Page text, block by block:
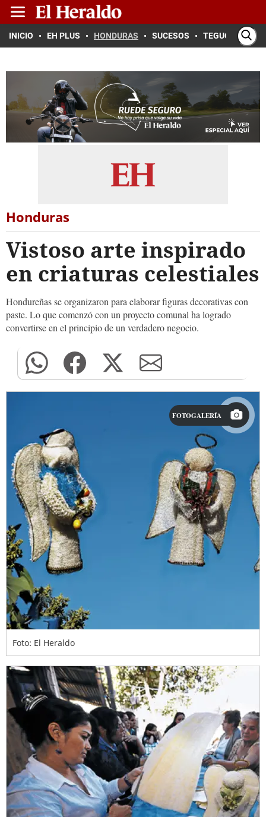
INICIO EH PLUS HONDURAS SUCESOS TEGUCIGALPA
Honduras
Vistoso arte inspirado
en criaturas celestiales
Hondureñas se organizaron para elaborar figuras decorativas con
paste. Lo que comenzó con un proyecto comunal ha logrado
convertirse en el principio de un verdadero negocio.
FOTOGALERÍA
Foto: El Heraldo